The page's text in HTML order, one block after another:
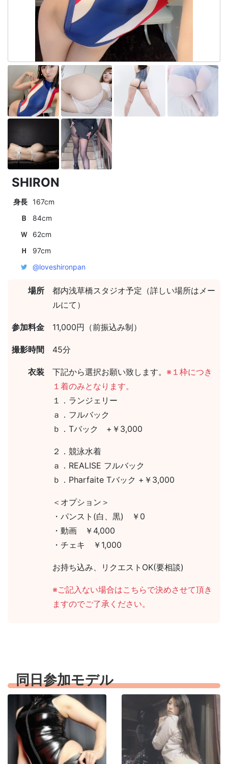
SHIRON
身長 167cm
Ｂ
84cm
Ｗ
62cm
Ｈ
97cm
@loveshironpan
場所
都内浅草橋スタジオ予定（詳しい場所はメー
ルにて）
参加料金 11,000円（前振込み制）
撮影時間 45分
衣装 下記から選択お願い致します。 ※１枠につき
１着のみとなります。
１．ランジェリー
ａ．フルバック
ｂ．Tバック +￥3,000
２．競泳水着
ａ．REALISE フルバック
ｂ．Pharfaite Tバック +￥3,000
＜オプション＞
・パンスト(白、黒) ￥0
・動画 ￥4,000
・チェキ ￥1,000
お持ち込み、リクエストOK(要相談)
※ご記入ない場合はこちらで決めさせて頂き
ますのでご了承ください。
同日参加モデル